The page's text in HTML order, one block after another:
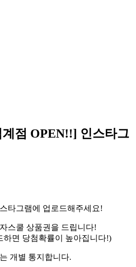
계점 OPEN!!] 인스타그
타그램에 업로드해주세요!
스쿨 상품권을 드립니다!
하면 당첨확률이 높아집니다!)
개별 통지합니다.